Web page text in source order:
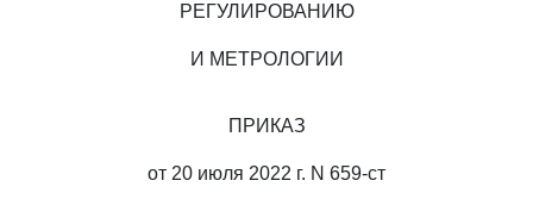
РЕГУЛИРОВАНИЮ
И МЕТРОЛОГИИ
ПРИКАЗ
от 20 июля 2022 г. N 659-ст